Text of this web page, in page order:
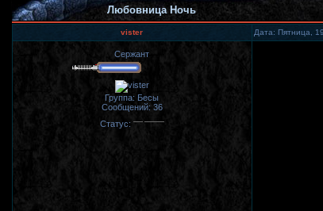
Любовница Ночь
vister Дата: Пятница,
Сержант
Группа: Бесы
Сообщений: 36
Статус: